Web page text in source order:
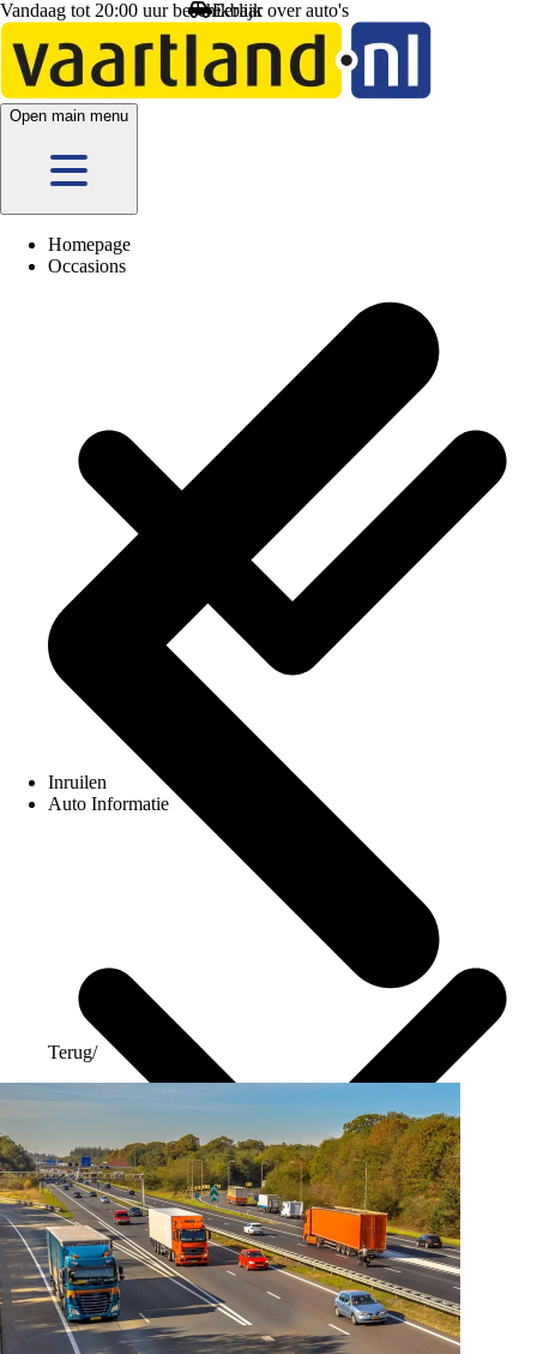
Vandaag tot 20:00 uur beschikbaar
Open main menu
Homepage
Occasions
Inruilen
Auto Informatie
Auto Diensten
Terug/